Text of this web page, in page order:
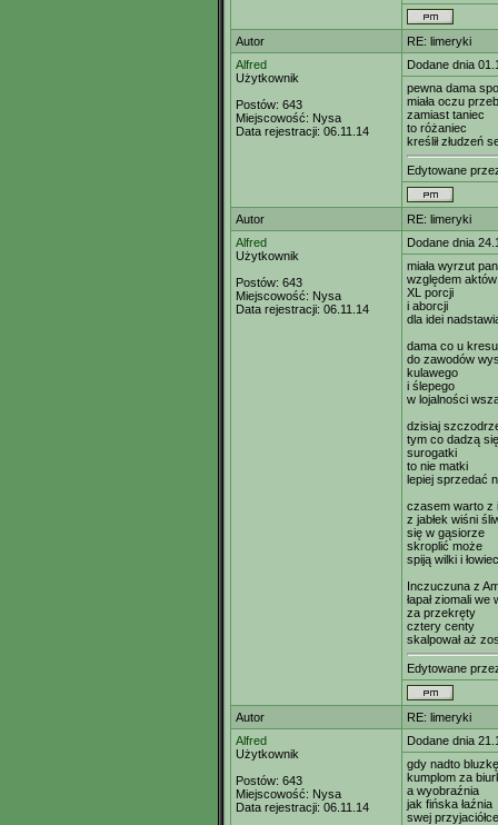
Autor
RE: limeryki
Alfred
Użytkownik
Postów: 643
Miejscowość: Nysa
Data rejestracji: 06.11.14
Dodane dnia
pewna dama
miała oczu
zamiast taniec
to różaniec
kreślił złudzeń
Edytowane
Autor
RE: limeryki
Alfred
Użytkownik
Postów: 643
Miejscowość: Nysa
Data rejestracji: 06.11.14
Dodane dnia
miała wyrzut
względem
XL porcji
i aborcji
dla idei
dama co u kresu
do zawodów
kulawego
i ślepego
w lojalności
dzisiaj
tym co dadzą
surogatki
to nie matki
lepiej sprzedać
czasem warto z
z jabłek wiśni
się w gąsiorze
skroplić może
spiją wilki i
Inczuczuna z
łapał ziomali we
za przekręty
cztery centy
skalpował aż
Edytowane
Autor
RE: limeryki
Alfred
Użytkownik
Postów: 643
Miejscowość: Nysa
Data rejestracji: 06.11.14
Dodane dnia
gdy nadto
kumplom za
a wyobraźnia
jak fińska łaźnia
swej